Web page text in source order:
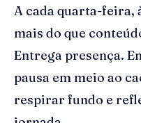
A cada quarta-feira,
mais do que
Entrega presença.
pausa em meio ao
respirar fundo e